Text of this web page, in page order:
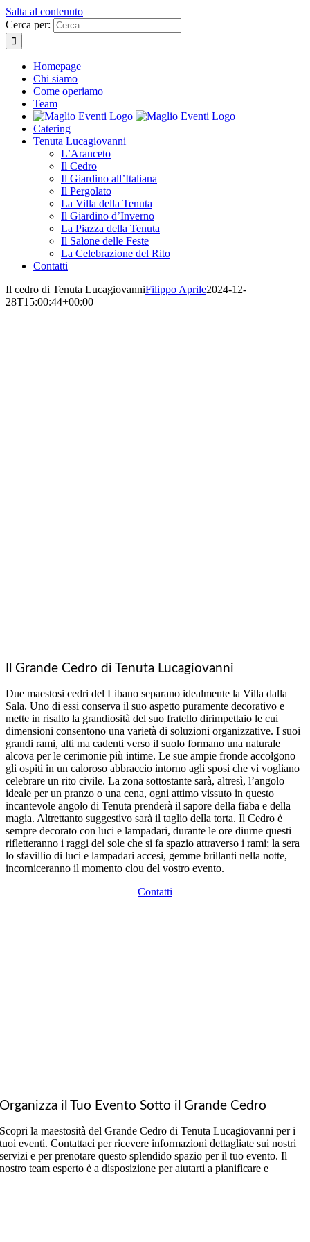
Salta al contenuto
Cerca per:
Homepage
Chi siamo
Come operiamo
Team
Catering
Tenuta Lucagiovanni
L’Aranceto
Il Cedro
Il Giardino all’Italiana
Il Pergolato
La Villa della Tenuta
Il Giardino d’Inverno
La Piazza della Tenuta
Il Salone delle Feste
La Celebrazione del Rito
Contatti
Il cedro di Tenuta LucagiovanniFilippo Aprile2024-12-
28T15:00:44+00:00
Il Grande Cedro di Tenuta Lucagiovanni
Due maestosi cedri del Libano separano idealmente la Villa dalla
Sala. Uno di essi conserva il suo aspetto puramente decorativo e
mette in risalto la grandiosità del suo fratello dirimpettaio le cui
dimensioni consentono una varietà di soluzioni organizzative. I suoi
grandi rami, alti ma cadenti verso il suolo formano una naturale
alcova per le cerimonie più intime. Le sue ampie fronde accolgono
gli ospiti in un caloroso abbraccio intorno agli sposi che vi vogliano
celebrare un rito civile. La zona sottostante sarà, altresì, l’angolo
ideale per un pranzo o una cena, ogni attimo vissuto in questo
incantevole angolo di Tenuta prenderà il sapore della fiaba e della
magia. Altrettanto suggestivo sarà il taglio della torta. Il Cedro è
sempre decorato con luci e lampadari, durante le ore diurne questi
rifletteranno i raggi del sole che si fa spazio attraverso i rami; la sera
lo sfavillio di luci e lampadari accesi, gemme brillanti nella notte,
incorniceranno il momento clou del vostro evento.
Contatti
Organizza il Tuo Evento Sotto il Grande Cedro
Scopri la maestosità del Grande Cedro di Tenuta Lucagiovanni per i
tuoi eventi. Contattaci per ricevere informazioni dettagliate sui nostri
servizi e per prenotare questo splendido spazio per il tuo evento. Il
nostro team esperto è a disposizione per aiutarti a pianificare e